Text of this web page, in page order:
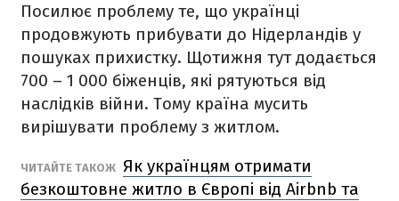
Посилює проблему те, що українці
продовжують прибувати до Нідерландів у
пошуках прихистку. Щотижня тут додається
700 – 1 000 біженців, які рятуються від
наслідків війни. Тому країна мусить
вирішувати проблему з житлом.
ЧИТАЙТЕ ТАКОЖ Як українцям отримати
безкоштовне житло в Європі від Airbnb та